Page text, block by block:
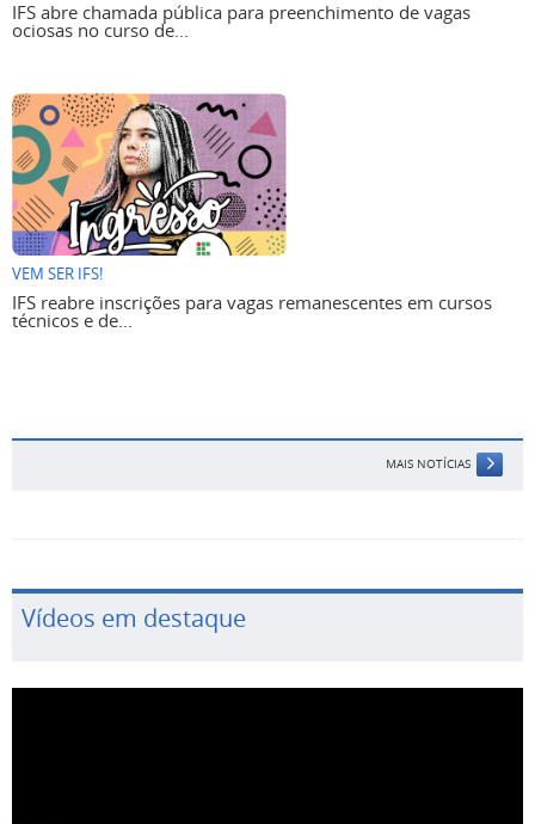
IFS abre chamada pública para preenchimento de vagas
ociosas no curso de...
VEM SER IFS!
IFS reabre inscrições para vagas remanescentes em cursos
técnicos e de...
MAIS NOTÍCIAS
Vídeos em destaque